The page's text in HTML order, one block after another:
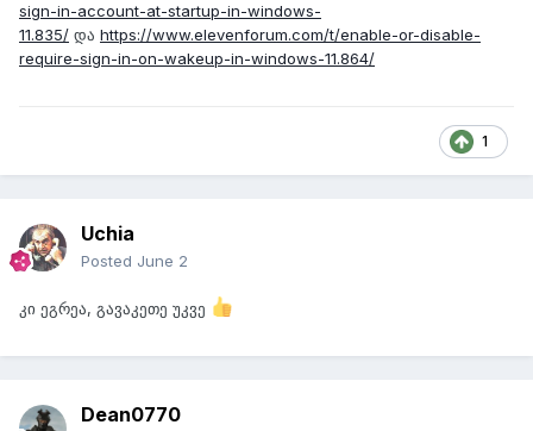
sign-in-account-at-startup-in-windows-
11.835/ და https://www.elevenforum.com/t/enable-or-disable-
require-sign-in-on-wakeup-in-windows-11.864/
1
Uchia
Posted June 2
კი ეგრეა, გავაკეთე უკვე
Dean0770